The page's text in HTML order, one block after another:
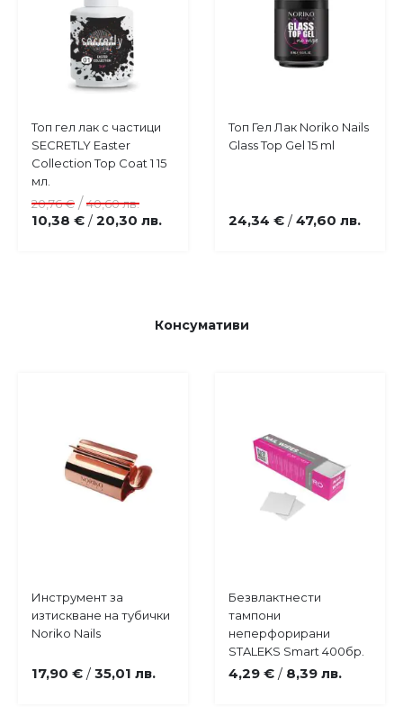
Добави
в
любими
Купи
Топ гел лак с частици
SECRETLY Easter
Collection Top Coat 1 15
мл.
10,38 € / 20,30 лв.
20,76 € /40,60 лв.
Добави
в
Купи
Топ Гел Лак Noriko Nails
Glass Top Gel 15 ml
24,34 € / 47,60 лв.
Консумативи
Добави
в
Купи
Инструмент за
изтискване на тубички
Noriko Nails
17,90 € / 35,01 лв.
любими
Купи
Безвлактнести
тампони
неперфорирани
STALEKS Smart 400бр.
4,29 € / 8,39 лв.